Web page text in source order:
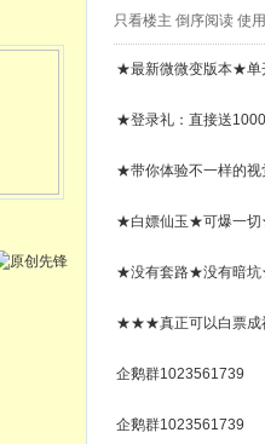
只看楼主 倒序阅读 使
★最新微微变版本★
★登录礼：直接送
★带你体验不一样的
★白嫖仙玉★可爆一
★没有套路★没有暗
★★★真正可以白票
企鹅群1023561739
企鹅群1023561739